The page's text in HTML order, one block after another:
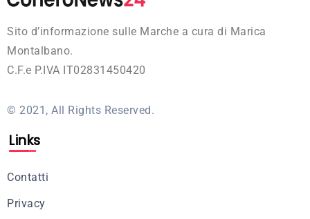
Sito d’informazione sulle Marche a cura di Marica
Montalbano.
C.F.e P.IVA IT02831450420
© 2021, All Rights Reserved.
Links
Contatti
Privacy